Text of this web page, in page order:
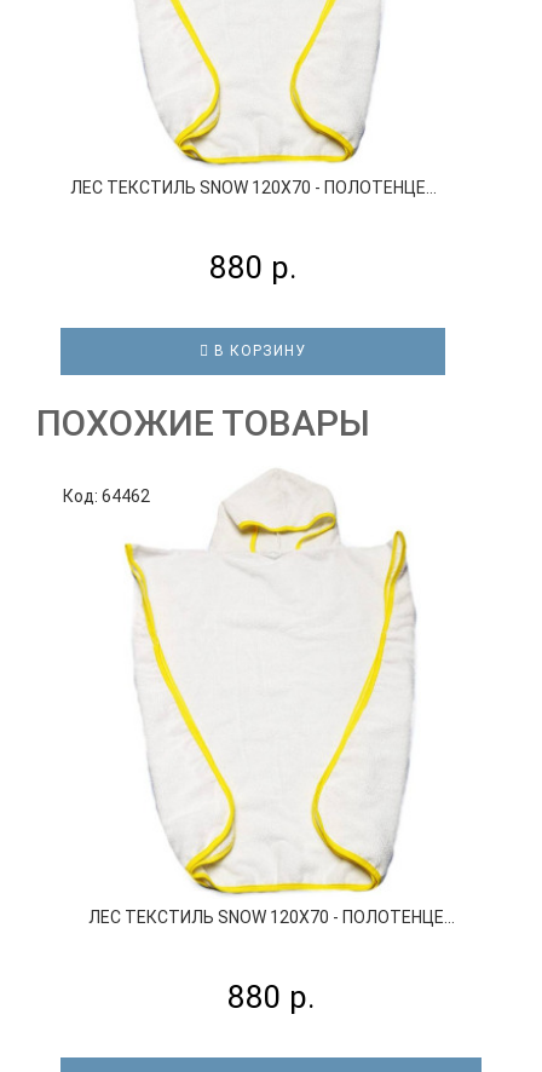
ЛЕС ТЕКСТИЛЬ SNOW 120X70 - ПОЛОТЕНЦЕ...
880 р.
В КОРЗИНУ
ПОХОЖИЕ ТОВАРЫ
Код: 64462
ЛЕС ТЕКСТИЛЬ SNOW 120X70 - ПОЛОТЕНЦЕ...
880 р.